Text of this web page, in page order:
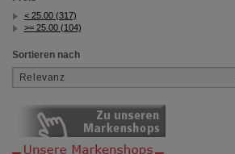
< 25.00 (317)
>= 25.00 (104)
Sortieren nach